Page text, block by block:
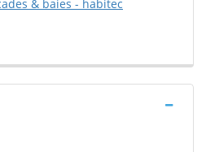
& baies - habitec